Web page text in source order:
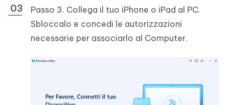
Passo 3. Collega il tuo iPhone o iPad al PC.
Sbloccalo e concedi le autorizzazioni
necessarie per associarlo al Computer.